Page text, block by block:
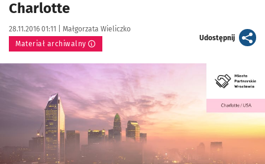
Charlotte
Data publikacji:
28.11.2016 01:11 | Autor:
Małgorzata Wieliczko
Materiał archiwalny
Udostępnijartykuł
Kliknij, aby powiększyć